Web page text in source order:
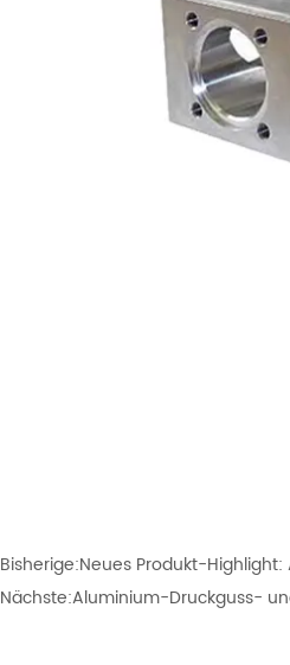
Bisherige:Neues Produkt-
Nächste:Aluminium-Druckguss-